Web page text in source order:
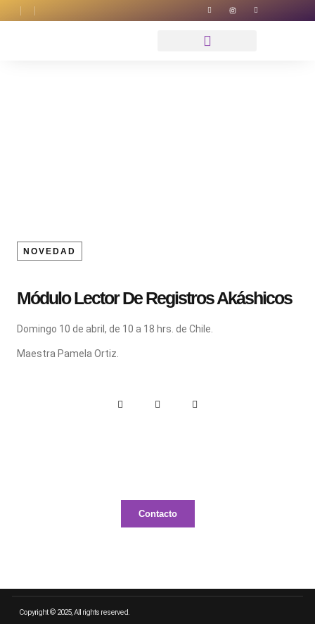
NOVEDAD
Módulo Lector De Registros Akáshicos
Domingo 10 de abril, de 10 a 18 hrs. de Chile.
Maestra Pamela Ortiz.
Contacto
Copyright © 2025, All rights reserved.